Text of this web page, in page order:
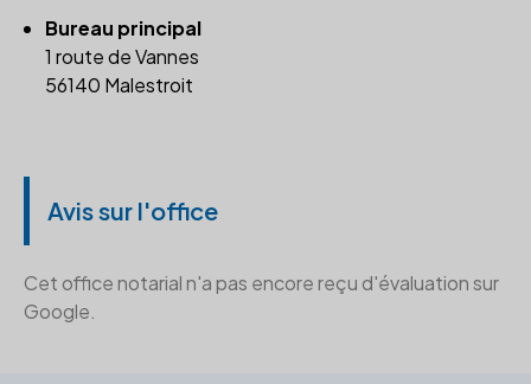
Bureau principal
1 route de Vannes
56140 Malestroit
Avis sur l'office
Cet office notarial n'a pas encore reçu d'évaluation sur
Google.